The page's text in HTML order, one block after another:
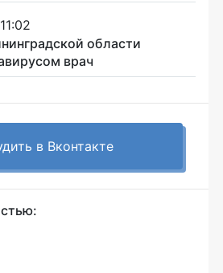
области
врач
в Вконтакте